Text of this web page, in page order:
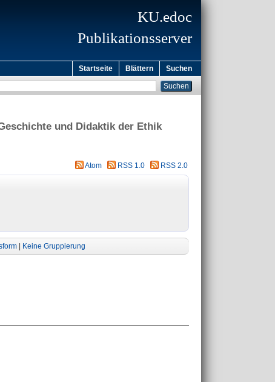
KU.edoc
Publikationsserver
Startseite Blättern Suchen
und Didaktik der Ethik
Atom RSS 1.0 RSS 2.0
| Keine Gruppierung